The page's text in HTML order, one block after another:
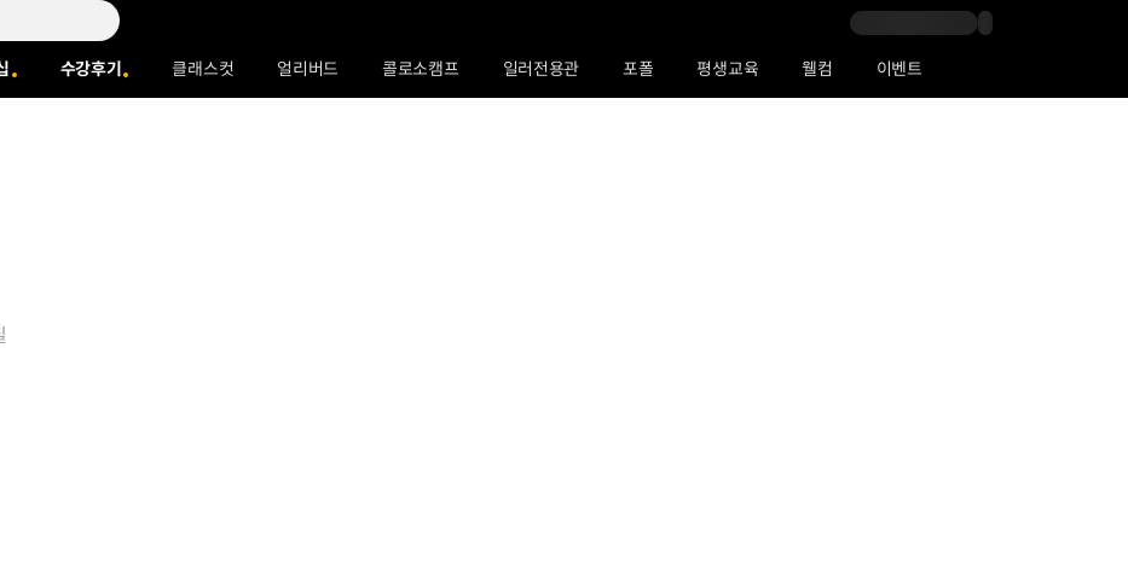
수강후기 클래스컷 얼리버드 콜로소캠프 일러전용관 포폴 평생교육 웰컴 이벤트